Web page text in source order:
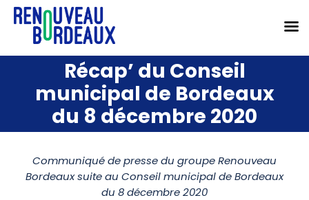
contenu
Récap’ du Conseil
municipal de Bordeaux
du 8 décembre 2020
Communiqué de presse du groupe Renouveau
Bordeaux suite au Conseil municipal de Bordeaux
du 8 décembre 2020